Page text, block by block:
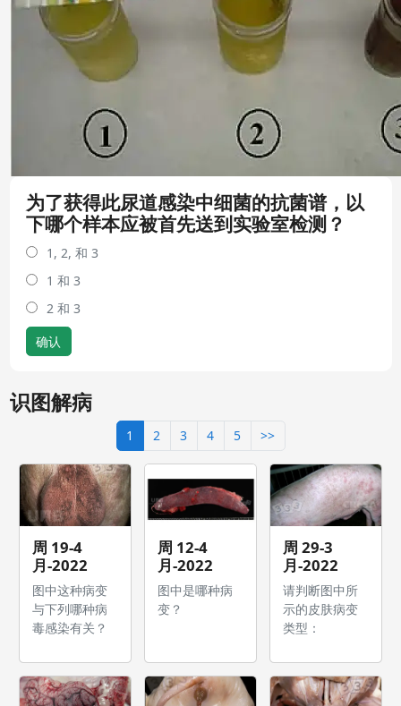
为了获得此尿道感染中细菌的抗菌谱，以
下哪个样本应被首先送到实验室检测？
1, 2, 和 3
1 和 3
2 和 3
确认
识图解病
1 2 3 4 5 >>
周 19-4
月-2022
图中这种病变
与下列哪种病
毒感染有关？
周 12-4
月-2022
图中是哪种病
变？
周 29-3
月-2022
请判断图中所
示的皮肤病变
类型：